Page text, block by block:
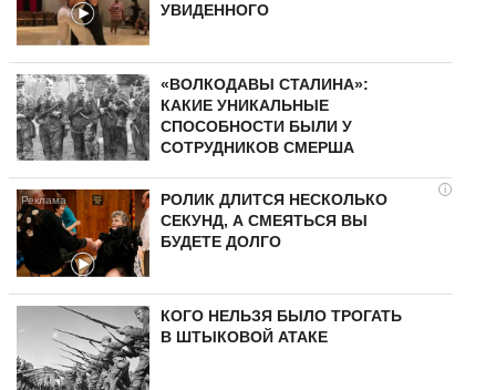
УВИДЕННОГО
«ВОЛКОДАВЫ СТАЛИНА»:
КАКИЕ УНИКАЛЬНЫЕ
СПОСОБНОСТИ БЫЛИ У
СОТРУДНИКОВ СМЕРША
i
РОЛИК ДЛИТСЯ НЕСКОЛЬКО
СЕКУНД, А СМЕЯТЬСЯ ВЫ
БУДЕТЕ ДОЛГО
КОГО НЕЛЬЗЯ БЫЛО ТРОГАТЬ
В ШТЫКОВОЙ АТАКЕ